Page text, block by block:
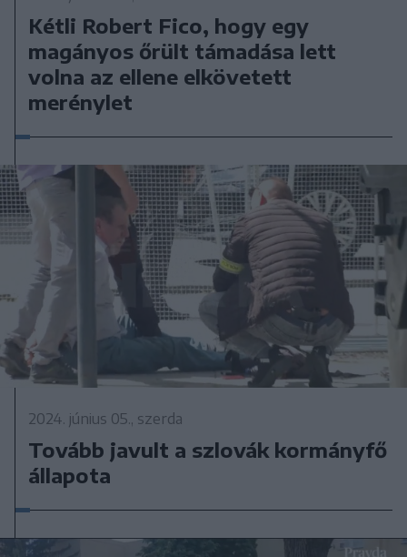
Kétli Robert Fico, hogy egy
magányos őrült támadása lett
volna az ellene elkövetett
merénylet
2024. június 05., szerda
Tovább javult a szlovák kormányfő
állapota